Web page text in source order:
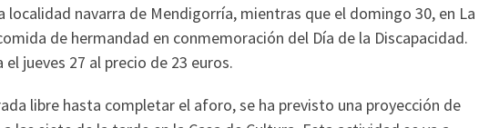
localidad navarra de Mendigorría, mientras que el domingo 30, en La
de hermandad en conmemoración del Día de la Discapacidad.
jueves 27 al precio de 23 euros.
libre hasta completar el aforo, se ha previsto una proyección de